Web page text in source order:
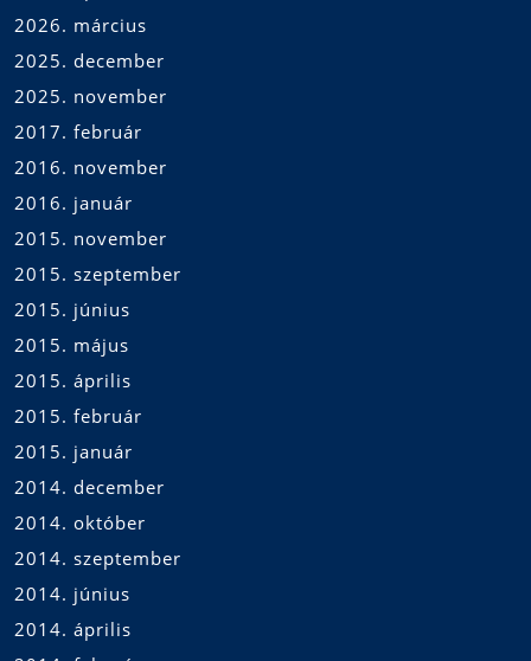
2026. március
2025. december
2025. november
2017. február
2016. november
2016. január
2015. november
2015. szeptember
2015. június
2015. május
2015. április
2015. február
2015. január
2014. december
2014. október
2014. szeptember
2014. június
2014. április